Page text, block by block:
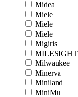
Midea
Miele
Miele
Miele
Migiris
MILESIGHT
Milwaukee
Minerva
Miniland
MiniMu